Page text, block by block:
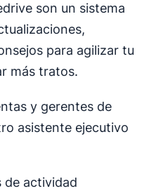
son un sistema
para agilizar tu
más tratos.
y gerentes de
asistente ejecutivo
de actividad